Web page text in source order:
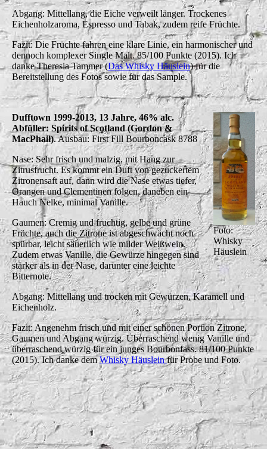
Abgang: Mittellang, die Eiche verweilt länger. Trockenes
Eichenholzaroma, Espresso und Tabak, zudem reife Früchte.
Fazit: Die Früchte fahren eine klare Linie, ein harmonischer und
dennoch komplexer Single Malt. 85/100 Punkte (2015). Ich
danke Theresia Tammer (Das Whisky Häuslein) für die
Bereitstellung des Fotos sowie für das Sample.
Foto:
Whisky
Häuslein
Dufftown 1999-2013, 13 Jahre, 46% alc.
Abfüller: Spirits of Scotland (Gordon &
MacPhail). Ausbau: First Fill Bourboncask 8788
Nase: Sehr frisch und malzig, mit Hang zur
Zitrusfrucht. Es kommt ein Duft von gezuckertem
Zitronensaft auf, dann wird die Nase etwas tiefer,
Orangen und Clementinen folgen, daneben ein
Hauch Nelke, minimal Vanille.
Gaumen: Cremig und fruchtig, gelbe und grüne
Früchte, auch die Zitrone ist abgeschwächt noch
spürbar, leicht säuerlich wie milder Weißwein.
Zudem etwas Vanille, die Gewürze hingegen sind
stärker als in der Nase, darunter eine leichte
Bitternote.
Abgang: Mittellang und trocken mit Gewürzen, Karamell und
Eichenholz.
Fazit: Angenehm frisch und mit einer schönen Portion Zitrone,
Gaumen und Abgang würzig. Überraschend wenig Vanille und
überraschend würzig für ein junges Bourbonfass. 81/100 Punkte
(2015).Ich danke demWhisky Häusleinfür Probe und Foto.